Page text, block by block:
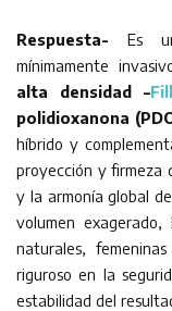
Respuesta- Es
mínimamente
alta densidad –
polidioxanona
híbrido y
proyección y firmeza
y la armonía global
volumen
naturales,
riguroso en la
estabilidad del